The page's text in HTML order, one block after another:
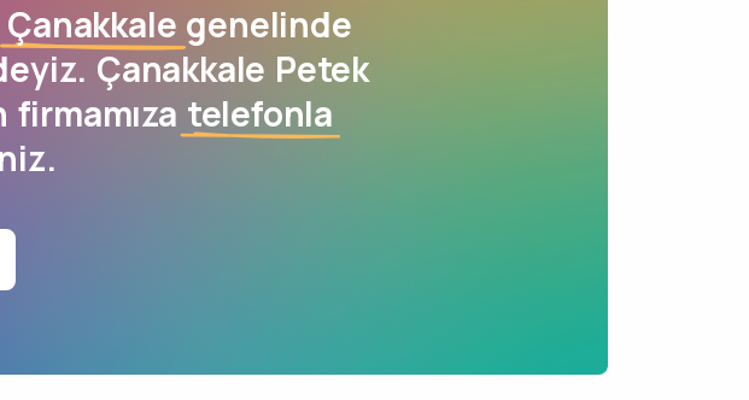
Çanakkale genelinde
Çanakkale Petek
telefonla